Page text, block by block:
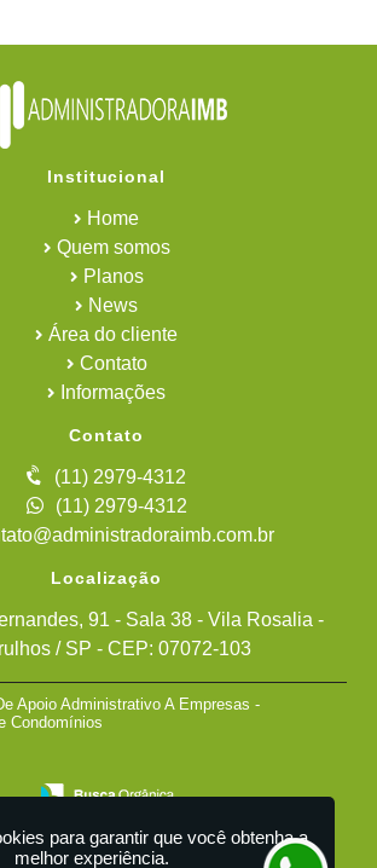
Institucional
Home
Quem somos
Planos
News
Área do cliente
Contato
Informações
Contato
(11) 2979-4312
(11) 2979-4312
Localização
91 - Sala 38 - Vila Rosalia -
/ SP - CEP: 07072-103
Apoio Administrativo A Empresas -
Condomínios
para garantir que você obtenha a
melhor experiência.